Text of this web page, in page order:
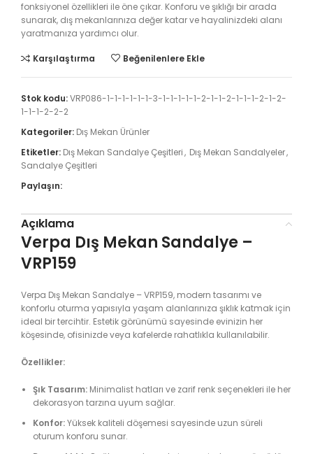
fonksiyonel özellikleri ile öne çıkar. Konforu ve şıklığı bir arada
sunarak, dış mekanlarınıza değer katar ve hayalinizdeki alanı
yaratmanıza yardımcı olur.
Karşılaştırma Beğenilenlere Ekle
Stok kodu:VRP086-1-1-1-1-1-1-3-1-1-1-1-1-2-1-1-2-1-1-1-2-1-2-
1-1-1-2-2-2
Kategoriler: Dış Mekan Ürünler
Etiketler: Dış Mekan Sandalye Çeşitleri, Dış Mekan Sandalyeler,
Sandalye Çeşitleri
Paylaşın:
Açıklama
Verpa Dış Mekan Sandalye –
VRP159
Verpa Dış Mekan Sandalye – VRP159, modern tasarımı ve
konforlu oturma yapısıyla yaşam alanlarınıza şıklık katmak için
ideal bir tercihtir. Estetik görünümü sayesinde evinizin her
köşesinde, ofisinizde veya kafelerde rahatlıkla kullanılabilir.
Özellikler:
Şık Tasarım: Minimalist hatları ve zarif renk seçenekleri ile her
dekorasyon tarzına uyum sağlar.
Konfor:Yüksek kaliteli döşemesi sayesinde uzun süreli
oturum konforu sunar.